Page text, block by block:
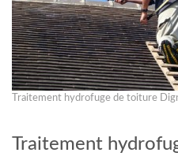
Traitement hydrofuge de toiture
Traitement